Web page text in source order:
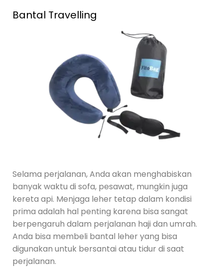
Bantal Travelling
Selama perjalanan, Anda akan menghabiskan
banyak waktu di sofa, pesawat, mungkin juga
kereta api. Menjaga leher tetap dalam kondisi
prima adalah hal penting karena bisa sangat
berpengaruh dalam perjalanan haji dan umrah.
Anda bisa membeli bantal leher yang bisa
digunakan untuk bersantai atau tidur di saat
perjalanan.